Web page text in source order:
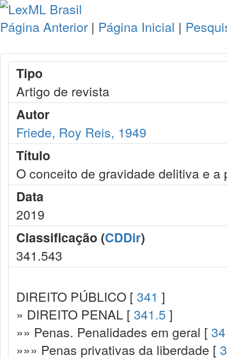
Página Anterior | Página Inicial |
Tipo
Artigo de revista
Autor
Friede, Roy Reis, 1949
Título
O conceito de gravidade delitiva e
Data
2019
Classificação (CDDir)
341.543
DIREITO PÚBLICO [ 341 ]
» DIREITO PENAL [ 341.5 ]
»» Penas. Penalidades em geral [
»»» Penas privativas da liberdade [